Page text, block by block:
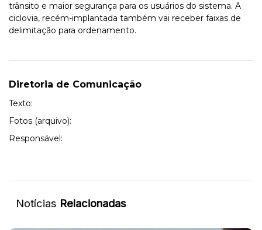
trânsito e maior segurança para os usuários do sistema. A
ciclovia, recém-implantada também vai receber faixas de
delimitação para ordenamento.
Diretoria de Comunicação
Texto:
Fotos (arquivo):
Responsável:
Notícias Relacionadas